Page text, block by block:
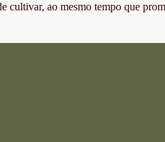
cultivar, ao mesmo tempo que